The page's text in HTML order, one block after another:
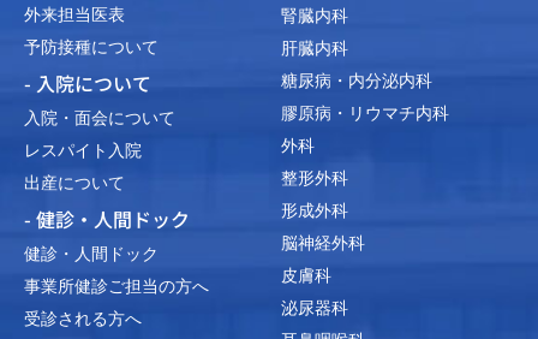
外来担当医表
予防接種について
- 入院について
入院・面会について
レスパイト入院
出産について
- 健診・人間ドック
健診・人間ドック
事業所健診ご担当の方へ
受診される方へ
腎臓内科
肝臓内科
糖尿病・内分泌内科
膠原病・リウマチ内科
外科
整形外科
形成外科
脳神経外科
皮膚科
泌尿器科